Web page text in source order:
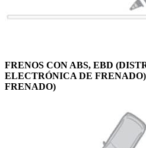
FRENOS CON ABS, EBD
ELECTRÓNICA DE
FRENADO)